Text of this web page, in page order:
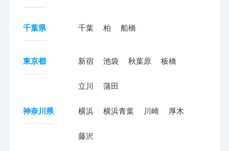
千葉県 千葉 柏 船橋
東京都 新宿 池袋 秋葉原 板橋
立川 蒲田
神奈川県 横浜 横浜青葉 川崎 厚木
藤沢